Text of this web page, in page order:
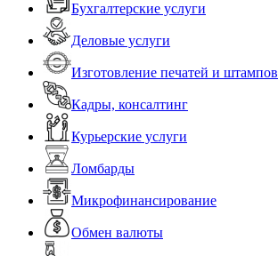
Бухгалтерские услуги
Деловые услуги
Изготовление печатей и штампов
Кадры, консалтинг
Курьерские услуги
Ломбарды
Микрофинансирование
Обмен валюты